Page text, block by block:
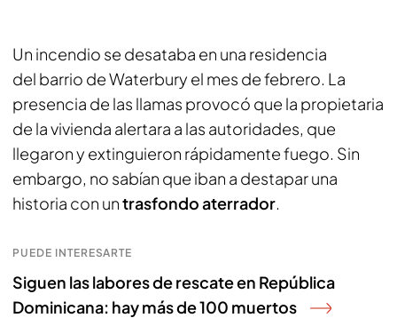
Un incendio se desataba en una residencia
del barrio de Waterbury el mes de febrero. La
presencia de las llamas provocó que la propietaria
de la vivienda alertara a las autoridades, que
llegaron y extinguieron rápidamente fuego. Sin
embargo, no sabían que iban a destapar una
historia con untrasfondo aterrador.
PUEDE INTERESARTE
Siguen las labores de rescate en República
Dominicana: hay más de 100 muertos